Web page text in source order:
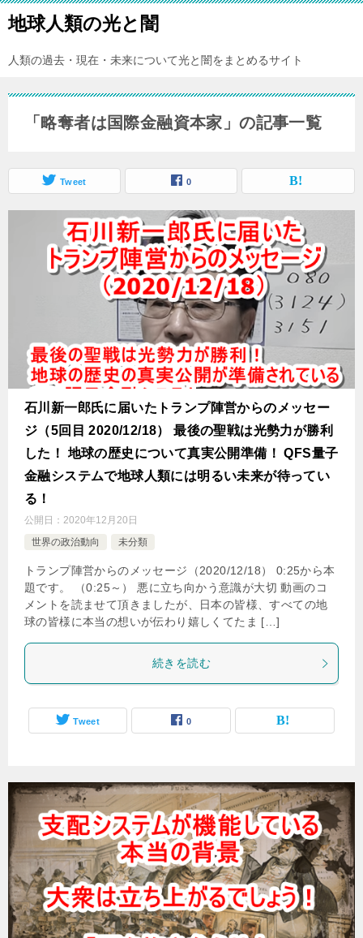
地球人類の光と闇
人類の過去・現在・未来について光と闇をまとめるサイト
「略奪者は国際金融資本家」の記事一覧
Tweet 0
石川新一郎氏に届いたトランプ陣営からのメッセー
ジ（5回目 2020/12/18） 最後の聖戦は光勢力が勝利
した！ 地球の歴史について真実公開準備！ QFS量子
金融システムで地球人類には明るい未来が待ってい
る！
公開日： 2020年12月20日
世界の政治動向
未分類
トランプ陣営からのメッセージ（2020/12/18） 0:25から本
題です。 （0:25～） 悪に立ち向かう意識が大切 動画のコ
メントを読ませて頂きましたが、日本の皆様、すべての地
球の皆様に本当の想いが伝わり嬉しくてたま […]
続きを読む
Tweet 0